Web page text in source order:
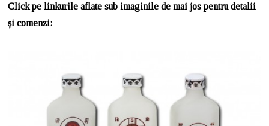
Click pe linkurile aflate sub imaginile de mai jos pentru detalii
și comenzi: